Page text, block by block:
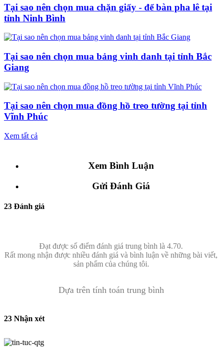
Tại sao nên chọn mua chặn giấy - để bàn pha lê tại
tỉnh Ninh Bình
Tại sao nên chọn mua bảng vinh danh tại tỉnh Bắc
Giang
Tại sao nên chọn mua đồng hồ treo tường tại tỉnh
Vĩnh Phúc
Xem tất cả
Xem Bình Luận
Gửi Đánh Giá
23 Đánh giá
Đạt được số điểm đánh giá trung bình là 4.70.
Rất mong nhận được nhiều đánh giá và bình luận về những bài viết,
sản phẩm của chúng tôi.
Dựa trên tính toán trung bình
23 Nhận xét